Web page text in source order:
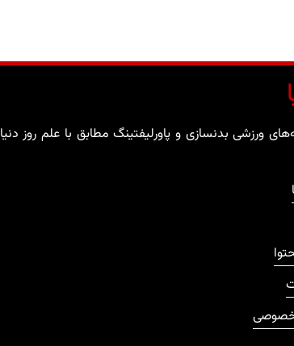
ورزشی بدنسازی و پاورلیفتینگ مطابق با علم روز دنیا